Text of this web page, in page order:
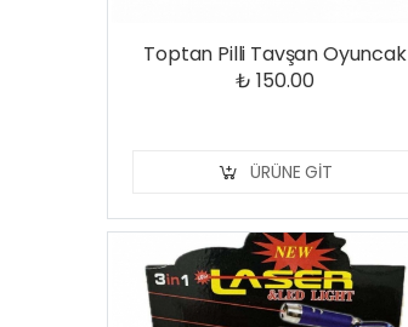
Toptan Pilli Tavşan Oyuncak
₺ 150.00
ÜRÜNE GIT